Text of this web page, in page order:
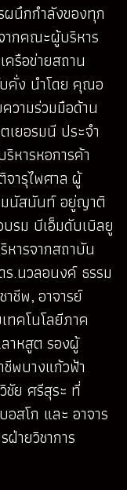
ผนึกกำลังของทุก
ากคณะผู้บริหาร
รือข่ายสถาน
คั่ง นำโดย คุณอ
วามร่วมมือด้าน
เยอรมนี ประจำ
หารหอการค้า
ารุไพศาล ผู้
มนัสนันท์ อยู่ญาติ
รม บีเอ็มดับเบิลยู
ารจากสถาบัน
.นวลอนงค์ ธรรม
ชีพ, อาจารย์
ทคโนโลยีภาค
าหสูต รองผู้
ชีพบางแก้วฟ้า
ย ศรีสุระ ที่
สโก และ อาจาร
ายวิชาการ